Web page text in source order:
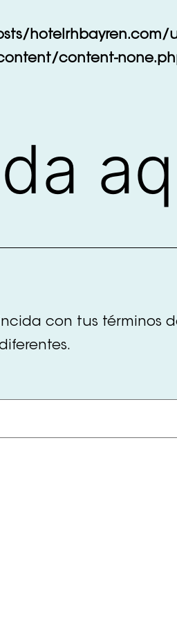
hotelrhbayren.com/
content-
con tus términos